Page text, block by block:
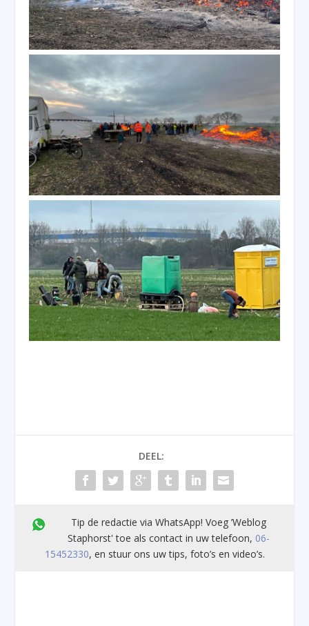
DEEL:
Tip de redactie via WhatsApp! Voeg ’Weblog
Staphorst' toe als contact in uw telefoon, 06-
15452330, en stuur ons uw tips, foto’s en video’s.